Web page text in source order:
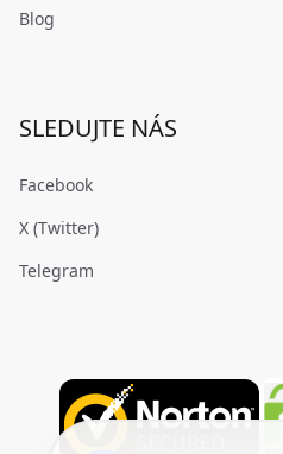
Blog
SLEDUJTE NÁS
Facebook
X (Twitter)
Telegram